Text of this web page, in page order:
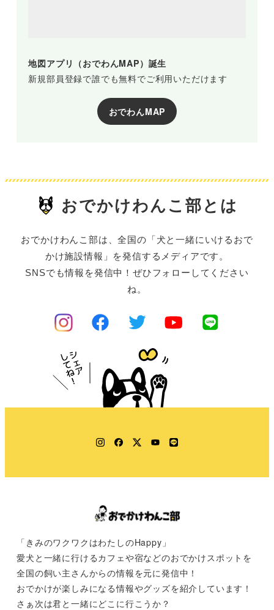
地図アプリ（おでわんMAP）誕生
新規部員登録で誰でも無料でご利用いただけます
おでわんMAP
おでかけわんこ部とは
おでかけわんこ部は、全国の「犬と一緒にいけるおで
かけ施設情報」を発信するメディアです。
SNSでも情報を発信中！ぜひフォローしてください
ね。
Instagram
Facebook
TwitterYouTube
LINE
「きみのワクワクはわたしのHappy」
愛犬と一緒に行けるカフェや宿などのおでかけスポットを
全国の飼い主さんからの情報を元に発信中！
おでかけが楽しみになる情報やグッズを紹介しています！
さぁ次は君と一緒にどこに行こうか？